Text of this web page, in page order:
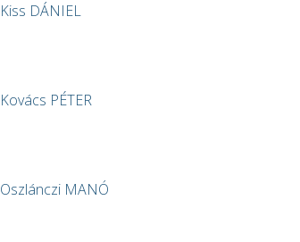
Kiss DÁNIEL
Kovács PÉTER
Oszlánczi MANÓ